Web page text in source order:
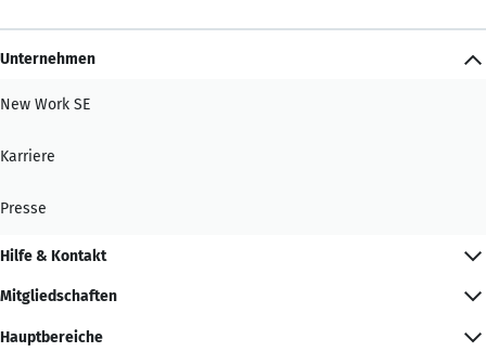
Unternehmen
New Work SE
Karriere
Presse
Hilfe & Kontakt
Mitgliedschaften
Hauptbereiche